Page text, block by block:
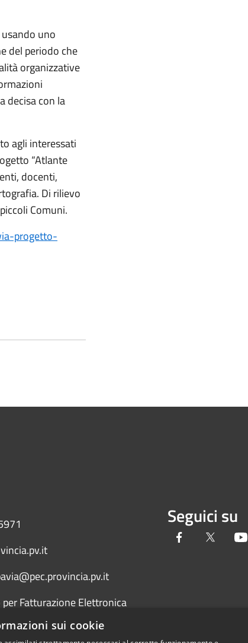
uno
del periodo che
organizzative
decisa con la
agli interessati
“Atlante
docenti,
Di rilievo
Comuni.
progetto-
Fatturazione Elettronica
Seguici su
Facebook Twitter
sui cookie